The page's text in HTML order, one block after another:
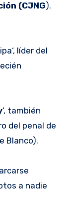
(CJNG).
líder del
’, también
del penal de
Blanco).
a nadie